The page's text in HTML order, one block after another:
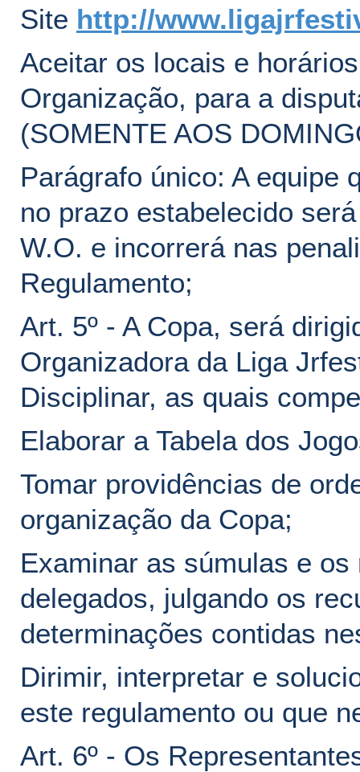
Site http://
Aceitar os locais e
Organização, para a
(SOMENTE AOS
Parágrafo único: A equipe
no prazo estabelecido
W.O. e incorrerá nas
Regulamento;
Art. 5º - A Copa, será
Organizadora da Liga
Disciplinar, as quais
Elaborar a Tabela dos
Tomar providências de
organização da Copa;
Examinar as súmulas e
delegados, julgando os
determinações contidas
Dirimir, interpretar e
este regulamento ou que
Art. 6º - Os